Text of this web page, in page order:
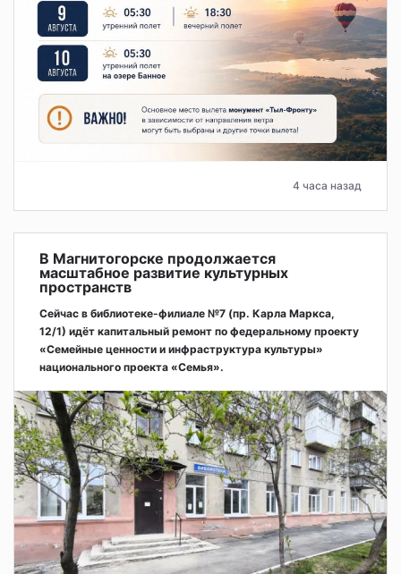
4 часа назад
В Магнитогорске продолжается
масштабное развитие культурных
пространств
Сейчас в библиотеке-филиале №7 (пр. Карла Маркса,
12/1) идёт капитальный ремонт по федеральному проекту
«Семейные ценности и инфраструктура культуры»
национального проекта «Семья».